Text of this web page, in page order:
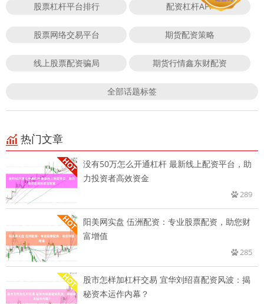
股票杠杆平台排行 配资杠杆APP
股票网络交易平台 期货配资策略
线上股票配资骗局 期货行情鑫东财配资
全部话题标签
热门文章
没有50万怎么开通杠杆 最新线上配资平台，助
力投资者高效资金
289
阳美网实盘 伍洲配资：专业股票配资，助您财
富增值
285
股市怎样加杠杆交易 宜华刘绍喜配资风波：揭
秘资本运作内幕？